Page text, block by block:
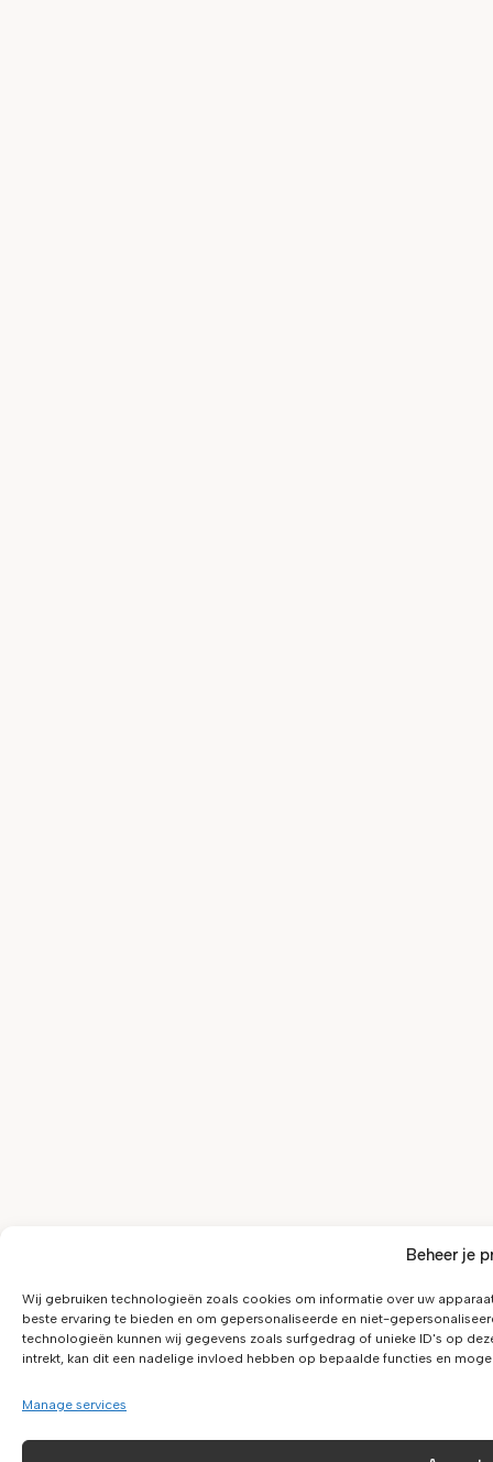
Beheer je
Wij gebruiken technologieën zoals cookies om informatie over uw
beste ervaring te bieden en om gepersonaliseerde en niet-
technologieën kunnen wij gegevens zoals surfgedrag of unieke ID's op
intrekt, kan dit een nadelige invloed hebben op bepaalde functies en
Manage services